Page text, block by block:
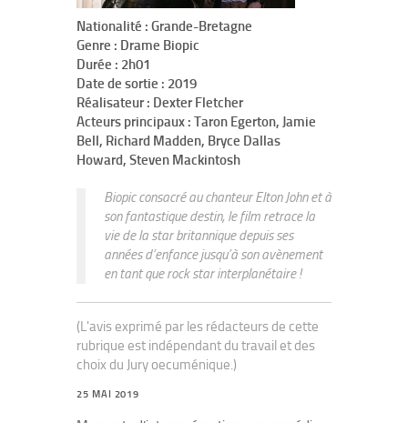
Nationalité : Grande-Bretagne
Genre : Drame Biopic
Durée : 2h01
Date de sortie : 2019
Réalisateur : Dexter Fletcher
Acteurs principaux : Taron Egerton, Jamie
Bell, Richard Madden, Bryce Dallas
Howard, Steven Mackintosh
Biopic consacré au chanteur Elton John et à
son fantastique destin, le film retrace la
vie de la star britannique depuis ses
années d’enfance jusqu’à son avènement
en tant que rock star interplanétaire !
(L'avis exprimé par les rédacteurs de cette
rubrique est indépendant du travail et des
choix du Jury oecuménique.)
25 MAI 2019